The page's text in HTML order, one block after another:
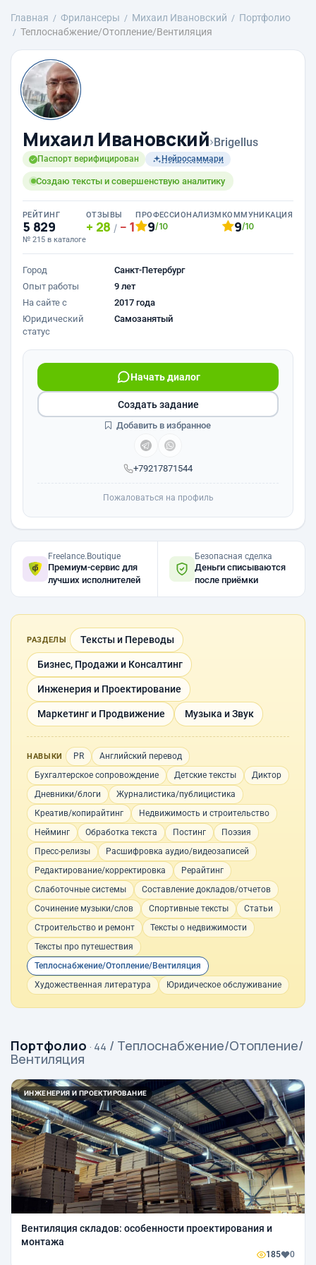
Главная Фрилансеры Михаил Ивановский
Портфолио
Теплоснабжение/Отопление/Вентиляция
Михаил Ивановский›Brigellus
Паспорт верифицирован Нейросаммари
Создаю тексты и совершенствую аналитику
РЕЙТИНГ
5 829
№ 215 в каталоге
ОТЗЫВЫ
28 / 1
ПРОФЕССИОНАЛИЗМ
9/10
КОММУНИКАЦИЯ
9/10
Город
Санкт-Петербург
Опыт работы
9 лет
На сайте с
2017 года
Юридический
статус
Самозанятый
+79217871544
Начать диалог
Создать задание
Добавить в избранное
Пожаловаться на профиль
Freelance.Boutique
Премиум-сервис для
лучших исполнителей
Безопасная сделка
Деньги списываются
после приёмки
РАЗДЕЛЫ Тексты и Переводы
Бизнес, Продажи и Консалтинг
Инженерия и Проектирование
Маркетинг и Продвижение Музыка и Звук
НАВЫКИ PR
Английский перевод
Бухгалтерское сопровождение
Детские тексты
Диктор
Дневники/блоги
Журналистика/публицистика
Креатив/копирайтинг
Недвижимость и строительство
Нейминг
Обработка текста Постинг
Поэзия
Пресс-релизы
Расшифровка аудио/видеозаписей
Редактирование/корректировка
Рерайтинг
Слаботочные системы
Составление докладов/отчетов
Сочинение музыки/слов
Спортивные тексты
Статьи
Строительство и ремонт
Тексты о недвижимости
Тексты про путешествия
Теплоснабжение/Отопление/Вентиляция
Художественная литература
Юридическое обслуживание
Портфолио · 44 / Теплоснабжение/Отопление/
Вентиляция
ИНЖЕНЕРИЯ И ПРОЕКТИРОВАНИЕ
Вентиляция складов: особенности проектирования и
монтажа
185 0